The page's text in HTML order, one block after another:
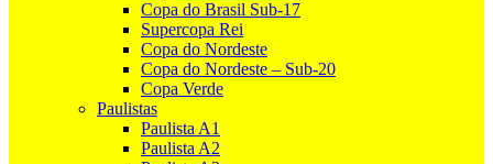
Copa do Brasil Sub-17
Supercopa Rei
Copa do Nordeste
Copa do Nordeste – Sub-20
Copa Verde
Paulistas
Paulista A1
Paulista A2